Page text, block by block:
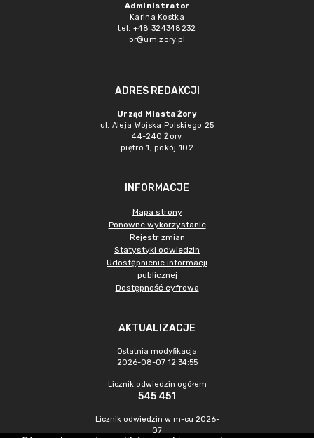
Administrator
Karina Kostka
tel. +48 324348232
or@um.zory.pl
ADRES REDAKCJI
Urząd Miasta Żory
ul. Aleja Wojska Polskiego 25
44-240 Żory
piętro 1, pokój 102
INFORMACJE
Mapa strony
Ponowne wykorzystanie
Rejestr zmian
Statystyki odwiedzin
Udostępnienie informacji
publicznej
Dostępność cyfrowa
AKTUALIZACJE
Ostatnia modyfikacja
2026-08-07 12:34:55
Licznik odwiedzin ogółem
545 451
Licznik odwiedzin w m-cu 2026-
07